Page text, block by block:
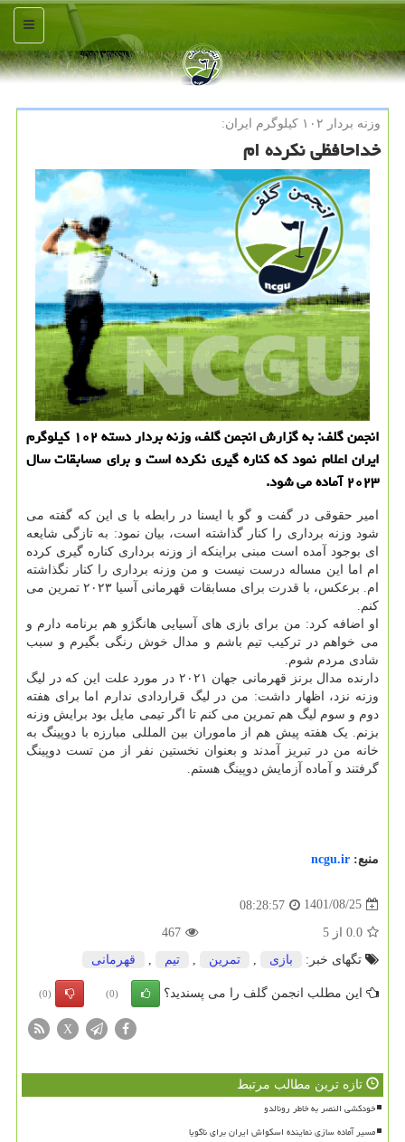
منو
وزنه بردار ۱۰۲ كیلوگرم ایران:
خداحافظی نکرده ام
انجمن گلف: به گزارش انجمن گلف، وزنه بردار دسته ۱۰۲ کیلوگرم
ایران اعلام نمود که کناره گیری نکرده است و برای مسابقات سال
۲۰۲۳ آماده می شود.
امیر حقوقی در گفت و گو با ایسنا در رابطه با ی این که گفته می
شود وزنه برداری را کنار گذاشته است، بیان نمود: به تازگی شایعه
ای بوجود آمده است مبنی براینکه از وزنه برداری کناره گیری کرده
ام اما این مساله درست نیست و من وزنه برداری را کنار نگذاشته
ام. برعکس، با قدرت برای مسابقات قهرمانی آسیا ۲۰۲۳ تمرین می
کنم.
او اضافه کرد: من برای بازی های آسیایی هانگژو هم برنامه دارم و
می خواهم در ترکیب تیم باشم و مدال خوش رنگی بگیرم و سبب
شادی مردم شوم.
دارنده مدال برنز قهرمانی جهان ۲۰۲۱ در مورد علت این که در لیگ
وزنه نزد، اظهار داشت: من در لیگ قراردادی ندارم اما برای هفته
دوم و سوم لیگ هم تمرین می کنم تا اگر تیمی مایل بود برایش وزنه
بزنم. یک هفته پیش هم از ماموران بین المللی مبارزه با دوپینگ به
خانه من در تبریز آمدند و بعنوان نخستین نفر از من تست دوپینگ
گرفتند و آماده آزمایش دوپینگ هستم.
منبع: ncgu.ir
1401/08/25
08:28:57
0.0 از 5
467
تگهای خبر:
بازی تمرین تیم قهرمانی
این مطلب انجمن گلف را می پسندید؟ (0)
(0)
X
تازه ترین مطالب مرتبط
خودکشی النصر به خاطر رونالدو
مسیر آماده سازی نماینده اسکواش ایران برای ناگویا